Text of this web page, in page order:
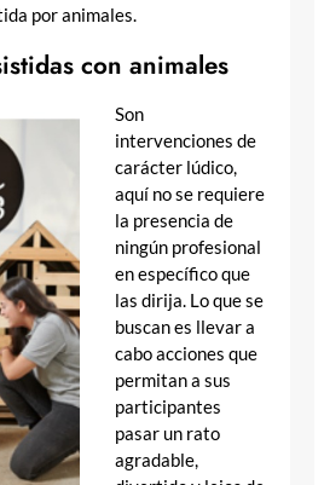
por animales.
con animales
Son
intervenciones de
carácter lúdico,
aquí no se requiere
la presencia de
ningún profesional
en específico que
las dirija. Lo que se
buscan es llevar a
cabo acciones que
permitan a sus
participantes
pasar un rato
agradable,